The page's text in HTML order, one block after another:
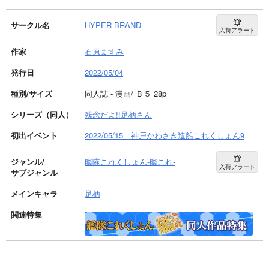
サークル名 HYPER BRAND 入荷アラート
作家
石原ますみ
発行日
2022/05/04
種別/サイズ
同人誌 - 漫画/ Ｂ５ 28p
シリーズ（同人）
残念だよ!!足柄さん
初出イベント
2022/05/15 神戸かわさき造船これくしょん9
ジャンル/
サブジャンル
艦隊これくしょん-艦これ- 入荷アラート
メインキャラ
足柄
関連特集